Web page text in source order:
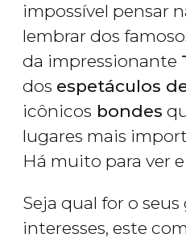
impossível pensar
lembrar dos
da impressionante
dos espetáculos
icônicos bondes
lugares mais
Há muito para ver
Seja qual for o seus
interesses, este